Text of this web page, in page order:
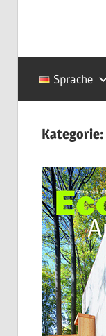
Sprache
Kategorie: